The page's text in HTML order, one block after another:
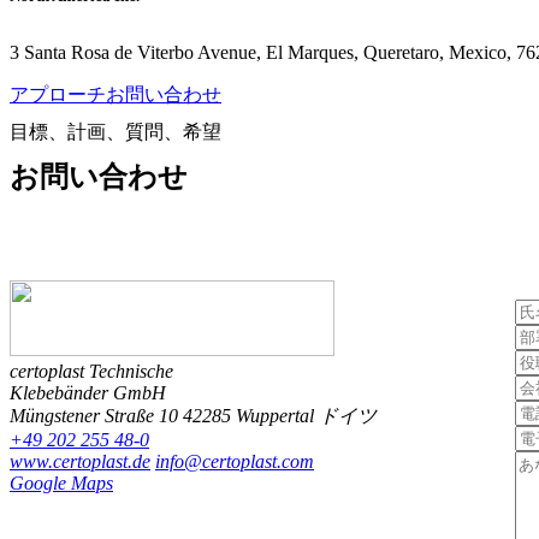
3 Santa Rosa de Viterbo Avenue, El Marques, Queretaro, Mexico,
アプローチお問い合わせ
目標、計画、質問、希望
お問い合わせ
certoplast Technische
Klebebänder GmbH
Müngstener Straße 10 42285 Wuppertal ドイツ
+49 202 255 48-0
www.certoplast.de info@certoplast.com
Google Maps